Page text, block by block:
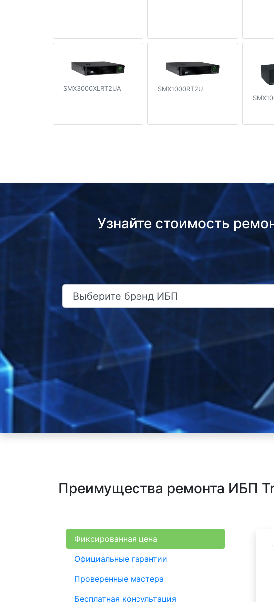
SMX3000XLRT2UA
SMX1000RT2U
Узнайте стоимость
Преимущества ремонта ИБП
Фиксированная цена
Официальные гарантии
Проверенные мастера
Бесплатная консультация